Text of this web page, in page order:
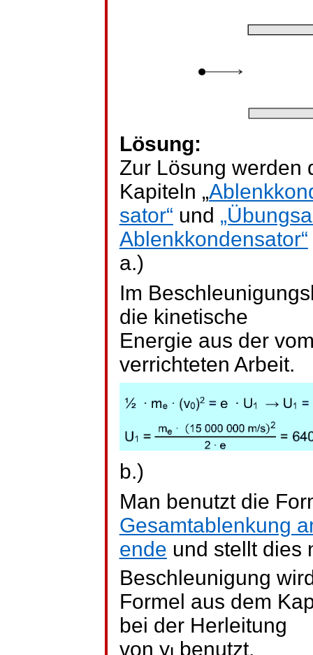
Lösung:
Zur Lösung werden
Kapiteln „
sator“ und
Ablenkkondensator“
a.)
Im
die kinetische
Energie aus der
verrichteten Arbeit.
b.)
Man benutzt die
Gesamtablenkung
ende und stellt dies
Beschleunigung
Formel aus dem
bei der Herleitung
von y benutzt.